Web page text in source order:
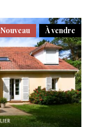
À vendre
Nouveau